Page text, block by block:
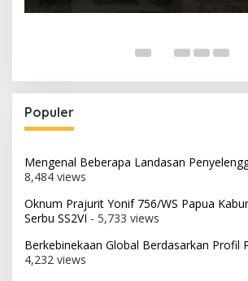
Populer
Mengenal Beberapa Landasan
8,484 views
Oknum Prajurit Yonif 756/WS Papua
Serbu SS2VI - 5,733 views
Berkebinekaan Global Berdasarkan Profil
4,232 views